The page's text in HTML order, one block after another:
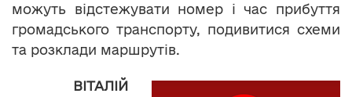
можуть відстежувати номер і час прибуття
громадського транспорту, подивитися схеми
та розклади маршрутів.
ВІТАЛІЙ